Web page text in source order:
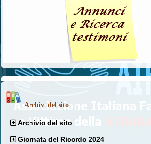
Archivi del sito
Archivio del sito
Giornata del Ricordo 2024